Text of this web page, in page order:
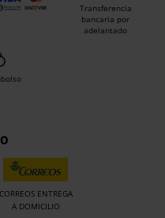
Transferencia
bancaria por
adelantado
CORREOS ENTREGA
A DOMICILIO